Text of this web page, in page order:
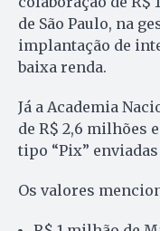
de São Paulo, na
implantação de
baixa renda.
Já a Academia
de R$ 2,6 milhões
tipo “Pix”
Os valores